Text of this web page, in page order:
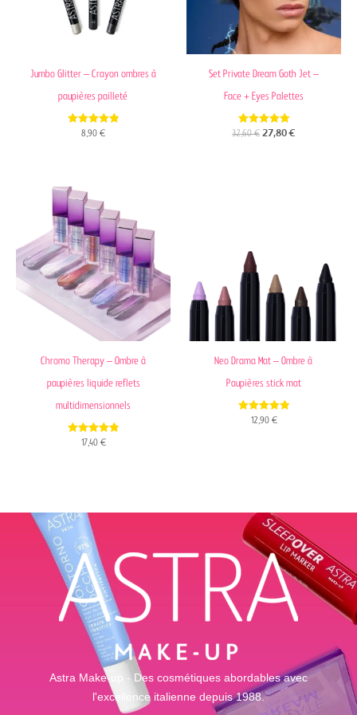
Jumbo Glitter – Crayon ombres à
paupières pailleté
4.86
8,90 €
Set Private Dream Goth Jet –
Face + Eyes Palettes
5.00
32,60€ 27,80€
Chromo Therapy – Ombre à
paupières liquide reflets
multidimensionnels
4.79
17,40 €
Neo Drama Mat – Ombre à
Paupières stick mat
4.88
12,90 €
Astra Make-up - Des cosmétiques abordables avec
l'excellence italienne depuis 1988.